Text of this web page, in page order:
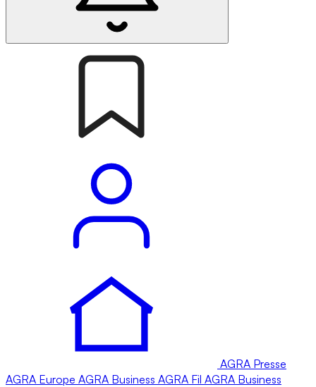
AGRA Presse
AGRA Europe AGRA Business AGRA Fil AGRA Business